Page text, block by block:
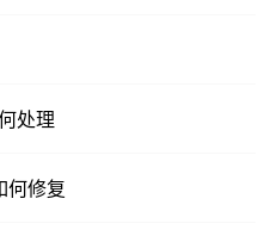
，是可以使用鼠标操作
开机按，然后在还没进
处理
何修复